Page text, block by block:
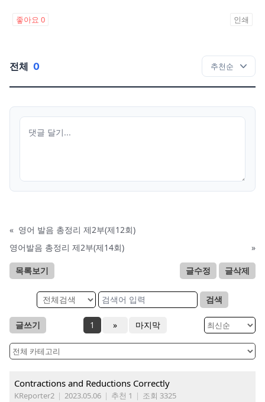
좋아요 0 인쇄
전체 0
« 영어 발음 총정리 제2부(제12회)
영어발음 총정리 제2부(제14회)
»
목록보기 글수정 글삭제
검색
글쓰기 1 » 마지막
Contractions and Reductions Correctly
KReporter2 | 2023.05.06 | 추천 1 | 조회 3325